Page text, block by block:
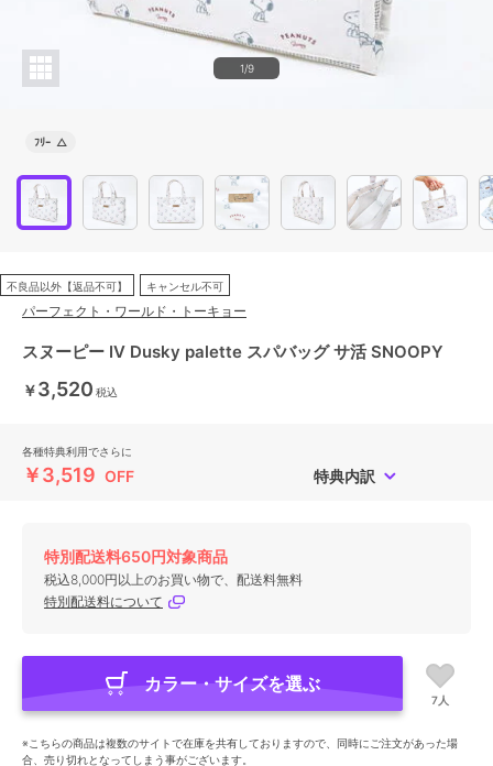
1/9
ﾌﾘｰ △
不良品以外【返品不可】 キャンセル不可
パーフェクト・ワールド・トーキョー
スヌーピー IV Dusky palette スパバッグ サ活 SNOOPY
￥3,520 税込
各種特典利用でさらに
￥3,519 OFF 特典内訳
特別配送料650円対象商品
税込8,000円以上のお買い物で、配送料無料
特別配送料について
カラー・サイズを選ぶ
7人
※こちらの商品は複数のサイトで在庫を共有しておりますので、同時にご注文があった場
合、売り切れとなってしまう事がございます。